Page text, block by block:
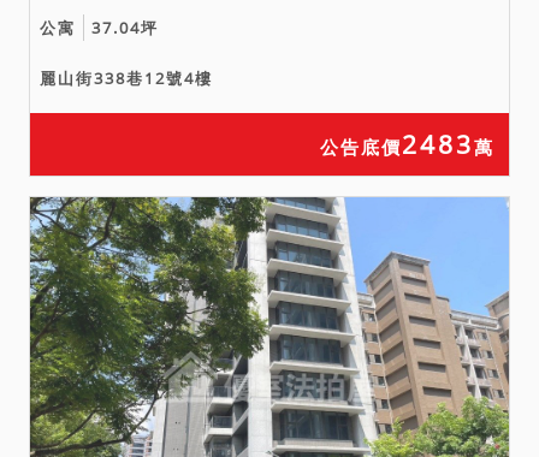
公寓 37.04坪
麗山街338巷12號4樓
公告底價2483萬